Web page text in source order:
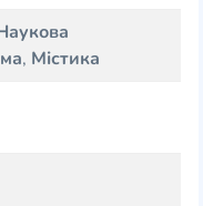
, Містика